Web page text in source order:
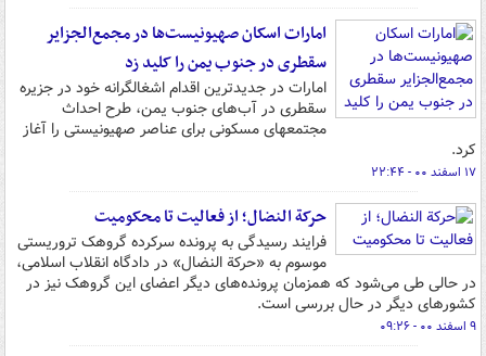
امارات اسکان صهیونیست‌ها در مجمع‌الجزایر
سقطری در جنوب یمن را کلید زد
امارات در جدیدترین اقدام اشغالگرانه خود در جزیره
سقطری در آب‌های جنوب یمن، طرح احداث
مجتمعهای مسکونی برای عناصر صهیونیستی را آغاز
کرد.
۱۷ اسفند ۰۰ - ۲۲:۴۴
حرکة النضال؛ از فعالیت تا محکومیت
فرایند رسیدگی به پرونده سرکرده گروهک تروریستی
موسوم به «حرکة النضال» در دادگاه انقلاب اسلامی،
در حالی طی می‌شود که همزمان پرونده‌های دیگر اعضای این گروهک نیز در
کشورهای دیگر در حال بررسی است.
۹ اسفند ۰۰ - ۰۹:۲۶